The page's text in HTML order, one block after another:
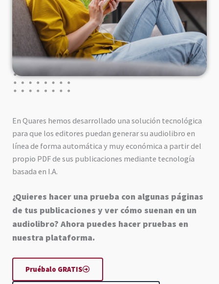
En Quares hemos desarrollado una solución tecnológica
para que los editores puedan generar su audiolibro en
línea de forma automática y muy económica a partir del
propio PDF de sus publicaciones mediante tecnología
basada en I.A.
¿Quieres hacer una prueba con algunas páginas
de tus publicaciones y ver cómo suenan en un
audiolibro? Ahora puedes hacer pruebas en
nuestra plataforma.
Pruébalo GRATIS